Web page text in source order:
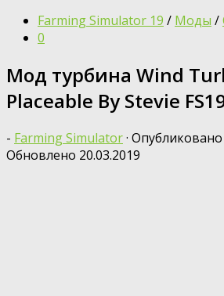
Farming Simulator 19 / Моды /
0
Мод турбина Wind
Placeable By Stevie
- Farming Simulator· Опубликовано
Обновлено 20.03.2019